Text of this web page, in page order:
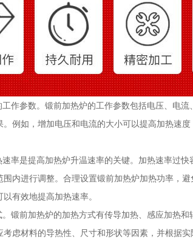
参数。锻前加热炉的工作参数包括电压、电流
例如，增加电压和电流的大小可以提高加热速
是提高加热炉升温速率的关键。加热速率过快
内进行调整。合理设置锻前加热炉加热功率，
有效地提高加热速率。
前加热炉的加热方式有传导加热、感应加热和
虑材料的导热性、尺寸和形状等因素，并根据